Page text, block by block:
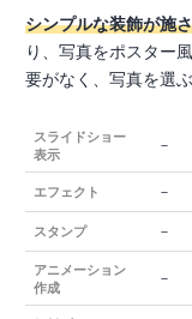
シンプルな装飾が施
り、写真をポスター
要がなく、写真を選
スライドショー
表示
－
エフェクト －
スタンプ －
アニメーション
作成
－